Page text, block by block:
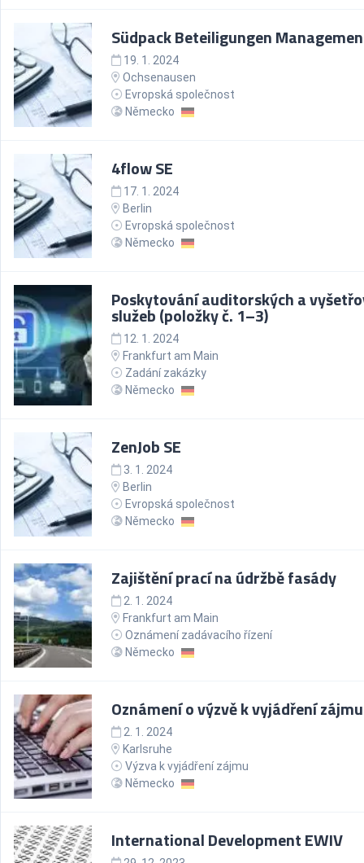
Südpack Beteiligungen
19. 1. 2024
Ochsenausen
Evropská společnost
Německo
4flow SE
17. 1. 2024
Berlin
Evropská společnost
Německo
Poskytování auditorských a
služeb (položky č. 1–3)
12. 1. 2024
Frankfurt am Main
Zadání zakázky
Německo
ZenJob SE
3. 1. 2024
Berlin
Evropská společnost
Německo
Zajištění prací na údržbě fasády
2. 1. 2024
Frankfurt am Main
Oznámení zadávacího řízení
Německo
Oznámení o výzvě k vyjádření zájmu
2. 1. 2024
Karlsruhe
Výzva k vyjádření zájmu
Německo
International Development EWIV